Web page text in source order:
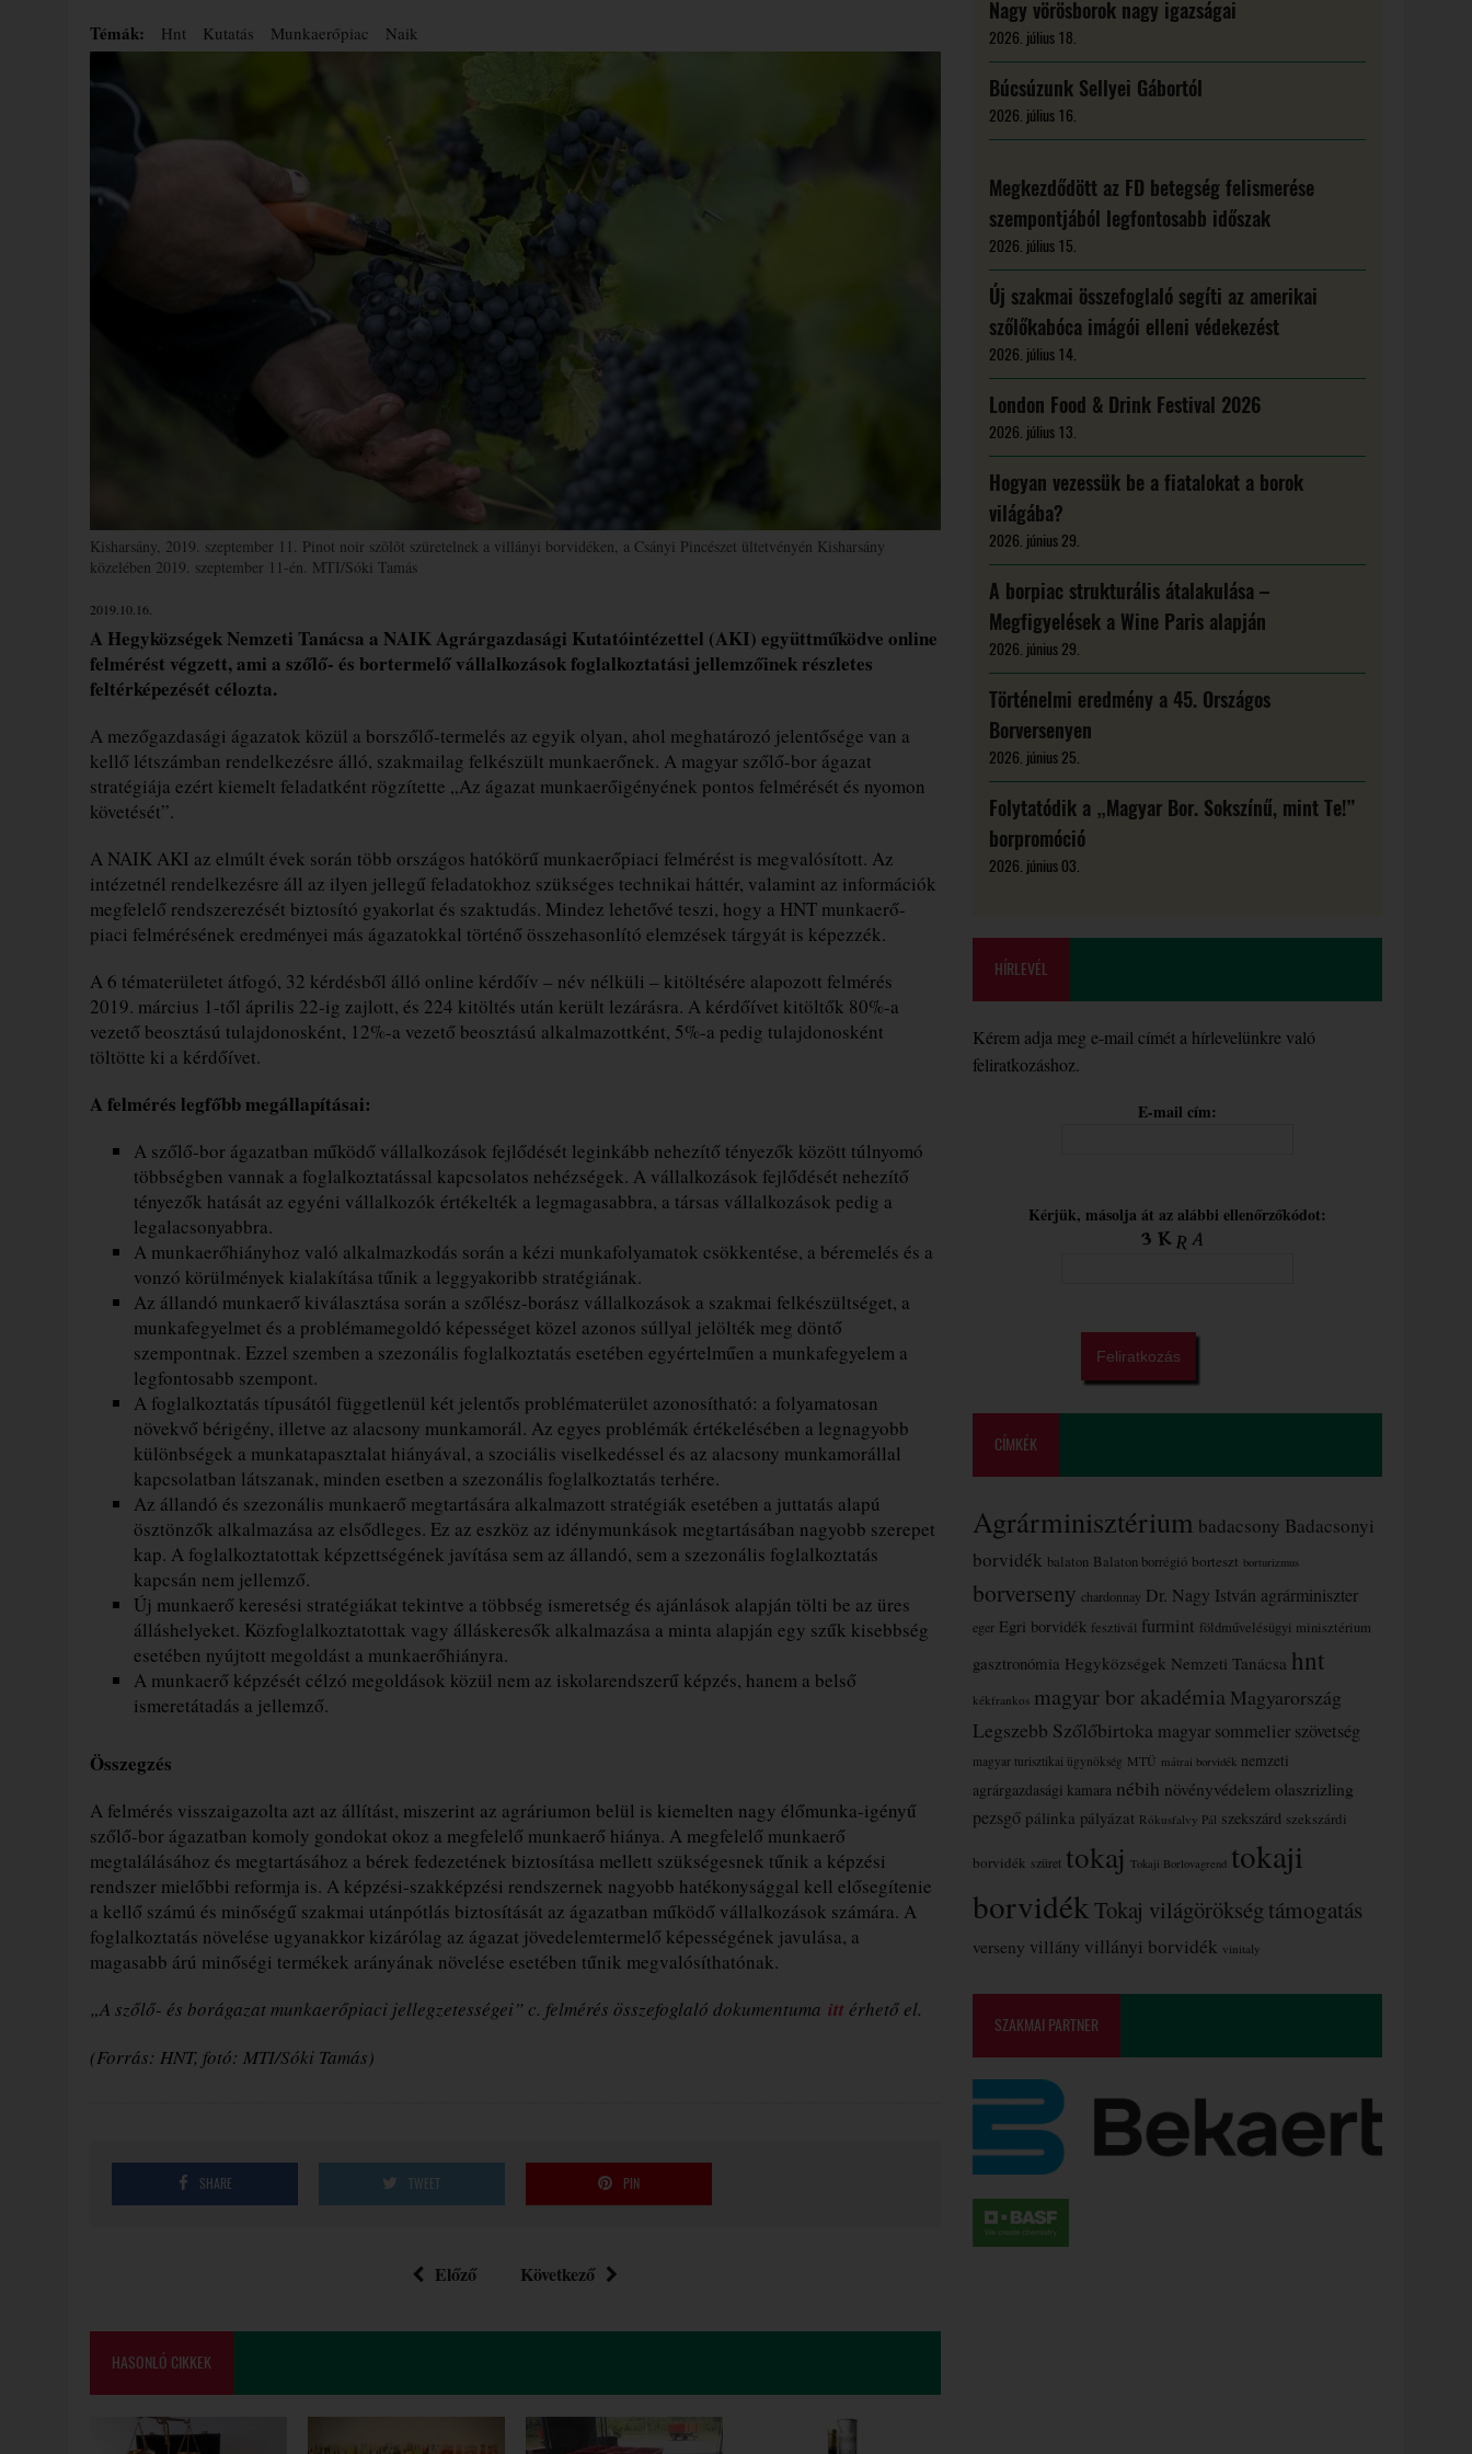
Témák: Hnt Kutatás Munkaerőpiac Naik
Kisharsány, 2019. szeptember 11. Pinot noir szõlõt szüretelnek a villányi borvidéken, a Csányi Pincészet ültetvényén Kisharsány
közelében 2019. szeptember 11-én. MTI/Sóki Tamás
2019.10.16.
A Hegyközségek Nemzeti Tanácsa a NAIK Agrárgazdasági Kutatóintézettel (AKI) együttműködve online
felmérést végzett, ami a szőlő- és bortermelő vállalkozások foglalkoztatási jellemzőinek részletes
feltérképezését célozta.
A mezőgazdasági ágazatok közül a borszőlő-termelés az egyik olyan, ahol meghatározó jelentősége van a
kellő létszámban rendelkezésre álló, szakmailag felkészült munkaerőnek. A magyar szőlő-bor ágazat
stratégiája ezért kiemelt feladatként rögzítette „Az ágazat munkaerőigényének pontos felmérését és nyomon
követését”.
A NAIK AKI az elmúlt évek során több országos hatókörű munkaerőpiaci felmérést is megvalósított. Az
intézetnél rendelkezésre áll az ilyen jellegű feladatokhoz szükséges technikai háttér, valamint az információk
megfelelő rendszerezését biztosító gyakorlat és szaktudás. Mindez lehetővé teszi, hogy a HNT munkaerő-
piaci felmérésének eredményei más ágazatokkal történő összehasonlító elemzések tárgyát is képezzék.
A 6 tématerületet átfogó, 32 kérdésből álló online kérdőív – név nélküli – kitöltésére alapozott felmérés
2019. március 1-től április 22-ig zajlott, és 224 kitöltés után került lezárásra. A kérdőívet kitöltők 80%-a
vezető beosztású tulajdonosként, 12%-a vezető beosztású alkalmazottként, 5%-a pedig tulajdonosként
töltötte ki a kérdőívet.
A felmérés legfőbb megállapításai:
A szőlő-bor ágazatban működő vállalkozások fejlődését leginkább nehezítő tényezők között túlnyomó
többségben vannak a foglalkoztatással kapcsolatos nehézségek. A vállalkozások fejlődését nehezítő
tényezők hatását az egyéni vállalkozók értékelték a legmagasabbra, a társas vállalkozások pedig a
legalacsonyabbra.
A munkaerőhiányhoz való alkalmazkodás során a kézi munkafolyamatok csökkentése, a béremelés és a
vonzó körülmények kialakítása tűnik a leggyakoribb stratégiának.
Az állandó munkaerő kiválasztása során a szőlész-borász vállalkozások a szakmai felkészültséget, a
munkafegyelmet és a problémamegoldó képességet közel azonos súllyal jelölték meg döntő
szempontnak. Ezzel szemben a szezonális foglalkoztatás esetében egyértelműen a munkafegyelem a
legfontosabb szempont.
A foglalkoztatás típusától függetlenül két jelentős problématerület azonosítható: a folyamatosan
növekvő bérigény, illetve az alacsony munkamorál. Az egyes problémák értékelésében a legnagyobb
különbségek a munkatapasztalat hiányával, a szociális viselkedéssel és az alacsony munkamorállal
kapcsolatban látszanak, minden esetben a szezonális foglalkoztatás terhére.
Az állandó és szezonális munkaerő megtartására alkalmazott stratégiák esetében a juttatás alapú
ösztönzők alkalmazása az elsődleges. Ez az eszköz az idénymunkások megtartásában nagyobb szerepet
kap. A foglalkoztatottak képzettségének javítása sem az állandó, sem a szezonális foglalkoztatás
kapcsán nem jellemző.
Új munkaerő keresési stratégiákat tekintve a többség ismeretség és ajánlások alapján tölti be az üres
álláshelyeket. Közfoglalkoztatottak vagy álláskeresők alkalmazása a minta alapján egy szűk kisebbség
esetében nyújtott megoldást a munkaerőhiányra.
A munkaerő képzését célzó megoldások közül nem az iskolarendszerű képzés, hanem a belső
ismeretátadás a jellemző.
Összegzés
A felmérés visszaigazolta azt az állítást, miszerint az agráriumon belül is kiemelten nagy élőmunka-igényű
szőlő-bor ágazatban komoly gondokat okoz a megfelelő munkaerő hiánya. A megfelelő munkaerő
megtalálásához és megtartásához a bérek fedezetének biztosítása mellett szükségesnek tűnik a képzési
rendszer mielőbbi reformja is. A képzési-szakképzési rendszernek nagyobb hatékonysággal kell elősegítenie
a kellő számú és minőségű szakmai utánpótlás biztosítását az ágazatban működő vállalkozások számára. A
foglalkoztatás növelése ugyanakkor kizárólag az ágazat jövedelemtermelő képességének javulása, a
magasabb árú minőségi termékek arányának növelése esetében tűnik megvalósíthatónak.
„A szőlő- és borágazat munkaerőpiaci jellegzetességei” c. felmérés összefoglaló dokumentuma itt érhető el.
(Forrás: HNT, fotó: MTI/Sóki Tamás)
SHARE TWEET PIN
Előző Következő
HASONLÓ CIKKEK
Nagy vörösborok nagy igazságai
2026. július 18.
Búcsúzunk Sellyei Gábortól
2026. július 16.
Megkezdődött az FD betegség felismerése
szempontjából legfontosabb időszak
2026. július 15.
Új szakmai összefoglaló segíti az amerikai
szőlőkabóca imágói elleni védekezést
2026. július 14.
London Food & Drink Festival 2026
2026. július 13.
Hogyan vezessük be a fiatalokat a borok
világába?
2026. június 29.
A borpiac strukturális átalakulása –
Megfigyelések a Wine Paris alapján
2026. június 29.
Történelmi eredmény a 45. Országos
Borversenyen
2026. június 25.
Folytatódik a „Magyar Bor. Sokszínű, mint Te!”
borpromóció
2026. június 03.
HÍRLEVÉL
Kérem adja meg e-mail címét a hírlevelünkre való
feliratkozáshoz.
E-mail cím:
Kérjük, másolja át az alábbi ellenőrzőkódot:
CÍMKÉK
Agrárminisztérium badacsony Badacsonyi
borvidék balaton Balaton borrégió borteszt borturizmus
borverseny chardonnay Dr. Nagy István agrárminiszter
eger Egri borvidék fesztivál furmint földművelésügyi minisztérium
gasztronómia Hegyközségek Nemzeti Tanácsa hnt
kékfrankos magyar bor akadémia Magyarország
Legszebb Szőlőbirtoka magyar sommelier szövetség
magyar turisztikai ügynökség MTÜ mátrai borvidék nemzeti
agrárgazdasági kamara nébih növényvédelem olaszrizling
pezsgő pálinka pályázat Rókusfalvy Pál szekszárd szekszárdi
borvidék szüret tokaj Tokaji Borlovagrend tokaji
borvidékTokaj világörökségtámogatás
verseny villány villányi borvidék vinitaly
SZAKMAI PARTNER